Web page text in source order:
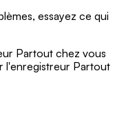
essayez ce qui
Partout chez vous
l'enregistreur Partout